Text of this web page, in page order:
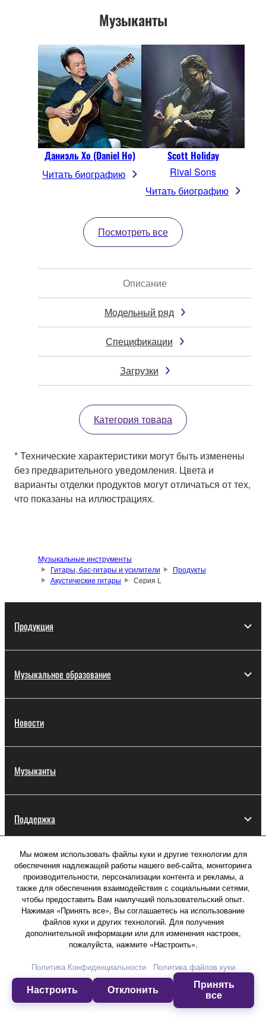
Музыканты
Даниэль Хо (Daniel Ho)
Читать биографию
Scott Holiday
Rival Sons
Читать биографию
Посмотреть все
Описание
Модельный ряд
Спецификации
Загрузки
Категория товара
* Технические характеристики могут быть изменены
без предварительного уведомления. Цвета и
варианты отделки продуктов могут отличаться от тех,
что показаны на иллюстрациях.
Музыкальные инструменты
Гитары, бас-гитары и усилители
Продукты
Акустические гитары
Серия L
Продукция
Музыкальное образование
Новости
Музыканты
Поддержка
О компании Yamaha
Россия - Русский
Бизнес
Мы можем использовать файлы куки и другие технологии для
обеспечения надлежащей работы нашего веб-сайта, мониторинга
производительности, персонализации контента и рекламы, а
также для обеспечения взаимодействия с социальными сетями,
чтобы предоставить Вам наилучший пользовательский опыт.
Нажимая «Принять все», Вы соглашаетесь на использование
файлов куки и других технологий. Для получения
дополнительной информации или для изменения настроек,
пожалуйста, нажмите «Настроить».
Политика Конфиденциальности
Политика файлов куки
Настроить Отклонить
Принять
все